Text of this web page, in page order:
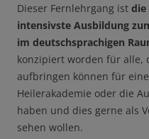
Dieser Fernlehrgang ist die
intensivste Ausbildung
im deutschsprachigen
konzipiert worden für alle,
aufbringen können für
Heilerakademie oder die
haben und dies gerne als
sehen wollen.